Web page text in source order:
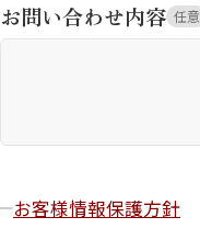
お問い合わせ内容 任意
お客様情報保護方針